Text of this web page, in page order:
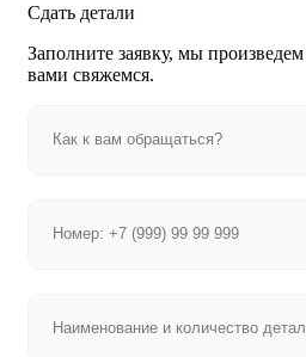
Сдать детали
Заполните заявку, мы
вами свяжемся.